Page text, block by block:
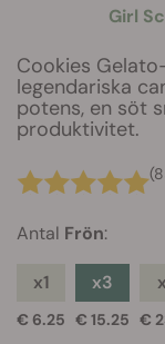
Girl
Cookies
legendariska
potens, en söt
produktivitet.
Antal Frön:
x1
€ 6.25
x3
€ 15.25 €